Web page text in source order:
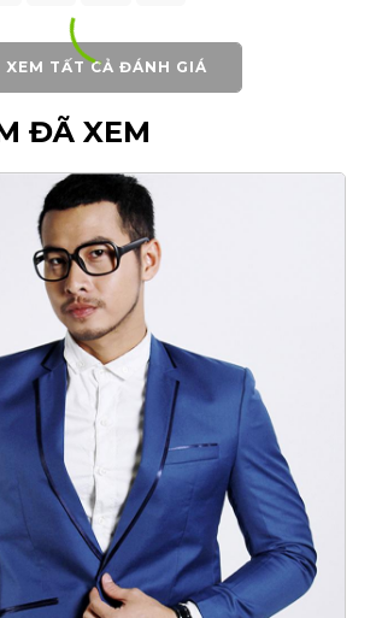
- THƯƠNG
MAY SẴN SỐ 1
093.862.0261 -
mở cửa:
XEM TẤT CẢ ĐÁNH GIÁ
ĐÃ XEM